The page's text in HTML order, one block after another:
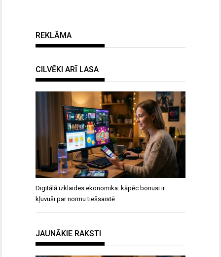
REKLĀMA
CILVĒKI ARĪ LASA
Digitālā izklaides ekonomika: kāpēc bonusi ir
kļuvuši par normu tiešsaistē
JAUNĀKIE RAKSTI